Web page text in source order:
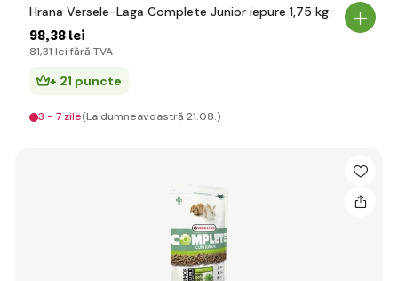
Hrana Versele-Laga Complete Junior iepure 1,75 kg
98,38 lei
81,31 lei fără TVA
+ 21 puncte
3 - 7 zile(La dumneavoastră 21.08.)